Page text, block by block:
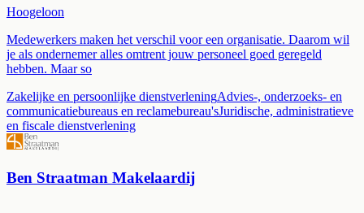
Hoogeloon
Medewerkers maken het verschil voor een organisatie. Daarom wil
je als ondernemer alles omtrent jouw personeel goed geregeld
hebben. Maar so
Zakelijke en persoonlijke dienstverleningAdvies-, onderzoeks- en
communicatiebureaus en reclamebureau'sJuridische, administratieve
en fiscale dienstverlening
Ben Straatman Makelaardij